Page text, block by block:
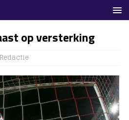
op versterking
Redactie